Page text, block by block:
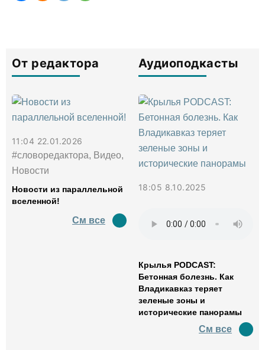
От редактора
11:04 22.01.2026
#словоредактора, Видео,
Новости
Новости из параллельной
вселенной!
См все
Аудиоподкасты
18:05 8.10.2025
Крылья PODCAST:
Бетонная болезнь. Как
Владикавказ теряет
зеленые зоны и
исторические панорамы
См все